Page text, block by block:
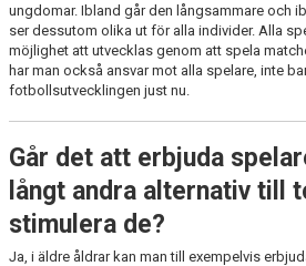
ungdomar. Ibland går den långsammare och
ser dessutom olika ut för alla individer. Alla
möjlighet att utvecklas genom att spela
har man också ansvar mot alla spelare, inte
fotbollsutvecklingen just nu.
Går det att erbjuda
långt andra alternativ till
stimulera de?
Ja, i äldre åldrar kan man till exempelvis